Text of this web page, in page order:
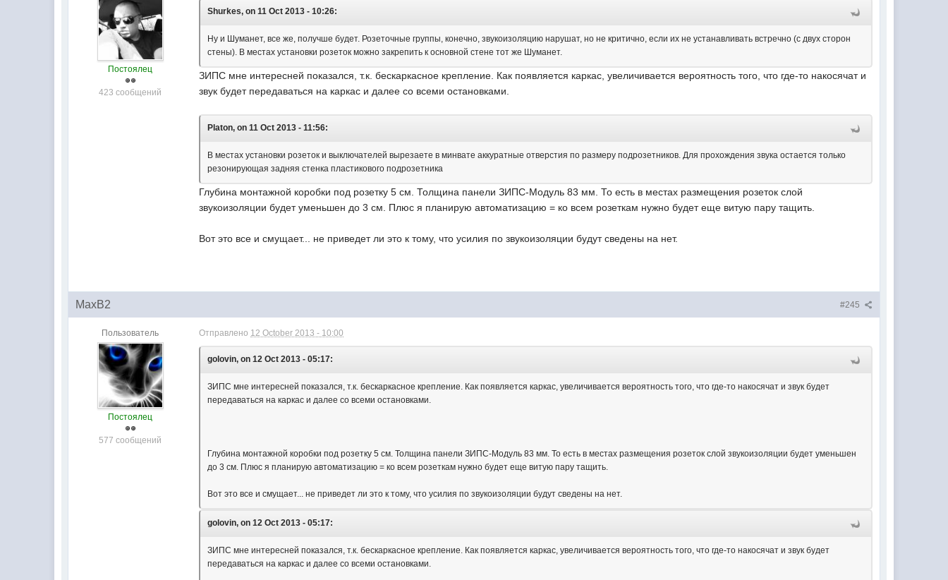
Постоялец
423 сообщений
Shurkes, on 11 Oct 2013 - 10:26:
Ну и Шуманет, все же, получше будет. Розеточные группы, конечно, звукоизоляцию нарушат, но не критично, если их не устанавливать встречно (с двух сторон
стены). В местах установки розеток можно закрепить к основной стене тот же Шуманет.
ЗИПС мне интересней показался, т.к. бескаркасное крепление. Как появляется каркас, увеличивается вероятность того, что где-то накосячат и
звук будет передаваться на каркас и далее со всеми остановками.
Platon, on 11 Oct 2013 - 11:56:
В местах установки розеток и выключателей вырезаете в минвате аккуратные отверстия по размеру подрозетников. Для прохождения звука остается только
резонирующая задняя стенка пластикового подрозетника
Глубина монтажной коробки под розетку 5 см. Толщина панели ЗИПС-Модуль 83 мм. То есть в местах размещения розеток слой
звукоизоляции будет уменьшен до 3 см. Плюс я планирую автоматизацию = ко всем розеткам нужно будет еще витую пару тащить.
Вот это все и смущает... не приведет ли это к тому, что усилия по звукоизоляции будут сведены на нет.
#245
MaxB2
Пользователь
Постоялец
577 сообщений
Отправлено 12 October 2013 - 10:00
golovin, on 12 Oct 2013 - 05:17:
ЗИПС мне интересней показался, т.к. бескаркасное крепление. Как появляется каркас, увеличивается вероятность того, что где-то накосячат и звук будет
передаваться на каркас и далее со всеми остановками.
Глубина монтажной коробки под розетку 5 см. Толщина панели ЗИПС-Модуль 83 мм. То есть в местах размещения розеток слой звукоизоляции будет уменьшен
до 3 см. Плюс я планирую автоматизацию = ко всем розеткам нужно будет еще витую пару тащить.
Вот это все и смущает... не приведет ли это к тому, что усилия по звукоизоляции будут сведены на нет.
golovin, on 12 Oct 2013 - 05:17:
ЗИПС мне интересней показался, т.к. бескаркасное крепление. Как появляется каркас, увеличивается вероятность того, что где-то накосячат и звук будет
передаваться на каркас и далее со всеми остановками.